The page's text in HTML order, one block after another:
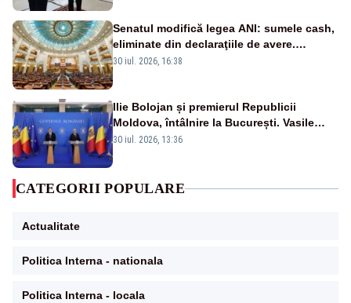
Senatul modifică legea ANI: sumele cash,
eliminate din declaraţiile de avere.
Amendament cu impact posibil asupra lui
30 iul. 2026, 16:38
Ilie Bolojan și premierul Republicii
Moldova, întâlnire la București. Vasile
Tofan, primit cu onoruri militare
30 iul. 2026, 13:36
CATEGORII POPULARE
Actualitate
Politica Interna - nationala
Politica Interna - locala